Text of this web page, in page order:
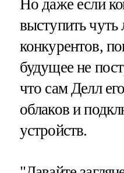
Но даже если
выступить
конкурентов,
будущее не
что сам Делл
облаков и
устройств.